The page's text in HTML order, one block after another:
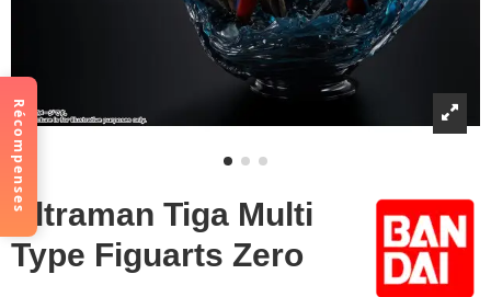
Ultraman Tiga Multi
Type Figuarts Zero
Récompenses